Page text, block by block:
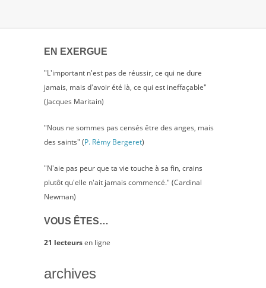
EN EXERGUE
"L'important n'est pas de réussir, ce qui ne dure
jamais, mais d'avoir été là, ce qui est ineffaçable"
(Jacques Maritain)
"Nous ne sommes pas censés être des anges, mais
des saints" (P. Rémy Bergeret)
"N'aie pas peur que ta vie touche à sa fin, crains
plutôt qu'elle n'ait jamais commencé." (Cardinal
Newman)
VOUS ÊTES…
21 lecteursen ligne
archives